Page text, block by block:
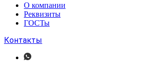
О компании
Реквизиты
ГОСТы
Контакты